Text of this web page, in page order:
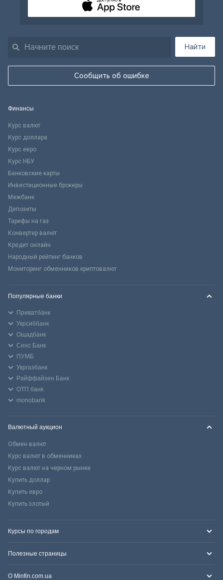
Найти
Сообщить об ошибке
Финансы
Курс валют
Курс доллара
Курс евро
Курс НБУ
Банковские карты
Инвестиционные брокеры
Межбанк
Депозиты
Тарифы на газ
Конвертер валют
Кредит онлайн
Народный рейтинг банков
Мониторинг обменников криптовалют
Популярные банки
Приватбанк
Укрсиббанк
Ощадбанк
Сенс Банк
ПУМБ
Укргазбанк
Райффайзен Банк
ОТП банк
monobank
Валютный аукцион
Обмен валют
Курс валют в обменниках
Курс валют на черном рынке
Купить доллар
Купить евро
Купить злотый
Курсы по городам
Полезные страницы
О Minfin.com.ua